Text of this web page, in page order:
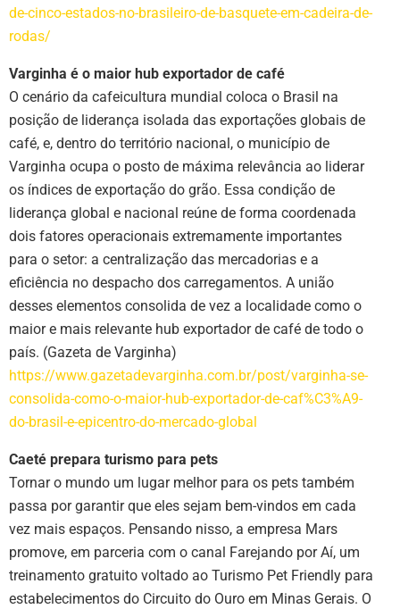
de-cinco-estados-no-brasileiro-de-basquete-em-cadeira-de-
rodas/
Varginha é o maior hub exportador de café
O cenário da cafeicultura mundial coloca o Brasil na
posição de liderança isolada das exportações globais de
café, e, dentro do território nacional, o município de
Varginha ocupa o posto de máxima relevância ao liderar
os índices de exportação do grão. Essa condição de
liderança global e nacional reúne de forma coordenada
dois fatores operacionais extremamente importantes
para o setor: a centralização das mercadorias e a
eficiência no despacho dos carregamentos. A união
desses elementos consolida de vez a localidade como o
maior e mais relevante hub exportador de café de todo o
país. (Gazeta de Varginha)
https://www.gazetadevarginha.com.br/post/varginha-se-
consolida-como-o-maior-hub-exportador-de-caf%C3%A9-
do-brasil-e-epicentro-do-mercado-global
Caeté prepara turismo para pets
Tornar o mundo um lugar melhor para os pets também
passa por garantir que eles sejam bem-vindos em cada
vez mais espaços. Pensando nisso, a empresa Mars
promove, em parceria com o canal Farejando por Aí, um
treinamento gratuito voltado ao Turismo Pet Friendly para
estabelecimentos do Circuito do Ouro em Minas Gerais. O